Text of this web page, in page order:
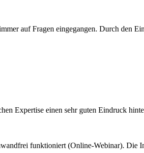
auf Fragen eingegangen. Durch den
Expertise einen sehr guten Eindruck
funktioniert (Online-Webinar). Die